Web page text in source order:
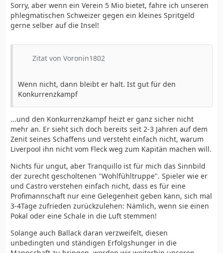
Sorry, aber wenn ein Verein 5 Mio bietet, fahre ich unseren
phlegmatischen Schweizer gegen ein kleines Spritgeld
gerne selber auf die Insel!
Zitat von Voronin1802
Wenn nicht, dann bleibt er halt. Ist gut für den
Konkurrenzkampf
...und den Konkurrenzkampf heizt er ganz sicher nicht
mehr an. Er sieht sich doch bereits seit 2-3 Jahren auf dem
Zenit seines Schaffens und versteht einfach nicht, warum
Liverpool ihn nicht vom Fleck weg zum Kapitän machen will.
Nichts für ungut, aber Tranquillo ist für mich das Sinnbild
der zurecht gescholtenen "Wohlfühltruppe". Spieler wie er
und Castro verstehen einfach nicht, dass es für eine
Profimannschaft nur eine Gelegenheit geben kann, sich mal
3-4Tage zufrieden zurückzulehen: Nämlich, wenn sie einen
Pokal oder eine Schale in die Luft stemmen!
Solange auch Ballack daran verzweifelt, diesen
unbedingten und ständigen Erfolgshunger in die